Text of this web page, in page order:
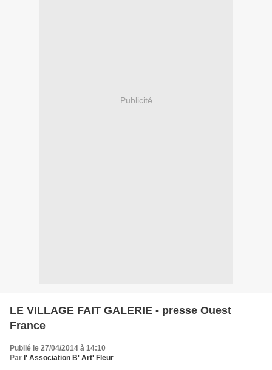
Publicité
LE VILLAGE FAIT GALERIE - presse Ouest
France
Publié le 27/04/2014 à 14:10
Par l' Association B' Art' Fleur